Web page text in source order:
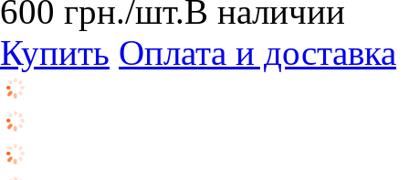
600 грн./шт.В наличии
Купить Оплата и доставка